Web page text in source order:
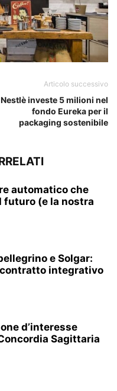
Articolo successivo
Nestlè investe 5 milioni nel
fondo Eureka per il
packaging sostenibile
automatico che
futuro (e la nostra
e Solgar:
integrativo
d’interesse
Sagittaria